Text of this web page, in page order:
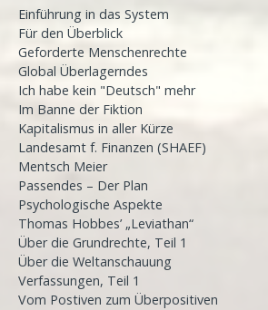
Einführung in das System
Für den Überblick
Geforderte Menschenrechte
Global Überlagerndes
Ich habe kein "Deutsch" mehr
Im Banne der Fiktion
Kapitalismus in aller Kürze
Landesamt f. Finanzen (SHAEF)
Mentsch Meier
Passendes – Der Plan
Psychologische Aspekte
Thomas Hobbes’ „Leviathan“
Über die Grundrechte, Teil 1
Über die Weltanschauung
Verfassungen, Teil 1
Vom Postiven zum Überpositiven